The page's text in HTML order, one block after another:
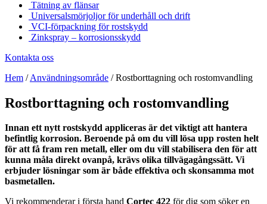
Tätning av flänsar
Universalsmörjoljor för underhåll och drift
VCI-förpackning för rostskydd
Zinkspray – korrosionsskydd
Kontakta oss
Hem /Användningsområde /Rostborttagning och rostomvandling
Rostborttagning och rostomvandling
Innan ett nytt rostskydd appliceras är det viktigt att hantera
befintlig korrosion. Beroende på om du vill lösa upp rosten helt
för att få fram ren metall, eller om du vill stabilisera den för att
kunna måla direkt ovanpå, krävs olika tillvägagångssätt. Vi
erbjuder lösningar som är både effektiva och skonsamma mot
basmetallen.
Vi rekommenderar i första hand Cortec 422 för dig som söker en